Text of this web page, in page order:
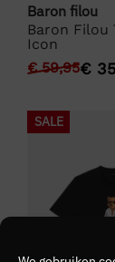
Baron filou
Baron Filou
Icon
€59,95€
SALE